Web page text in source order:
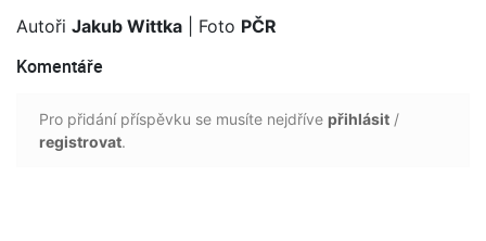
Autoři Jakub Wittka | Foto PČR
Komentáře
Pro přidání příspěvku se musíte nejdříve přihlásit /
registrovat.